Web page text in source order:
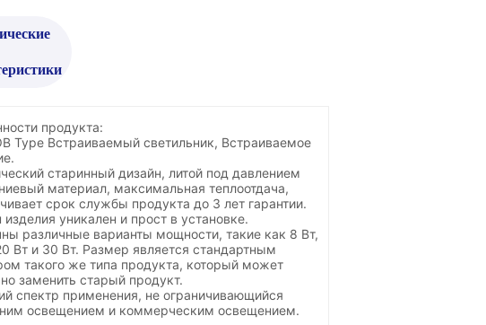
продукта:
Type Встраиваемый светильник, Встраиваемое
старинный дизайн, литой под давлением
материал, максимальная теплоотдача,
срок службы продукта до 3 лет гарантии.
изделия уникален и прост в установке.
различные варианты мощности, такие как 8 Вт,
Вт и 30 Вт. Размер является стандартным
такого же типа продукта, который может
заменить старый продукт.
спектр применения, не ограничивающийся
освещением и коммерческим освещением.